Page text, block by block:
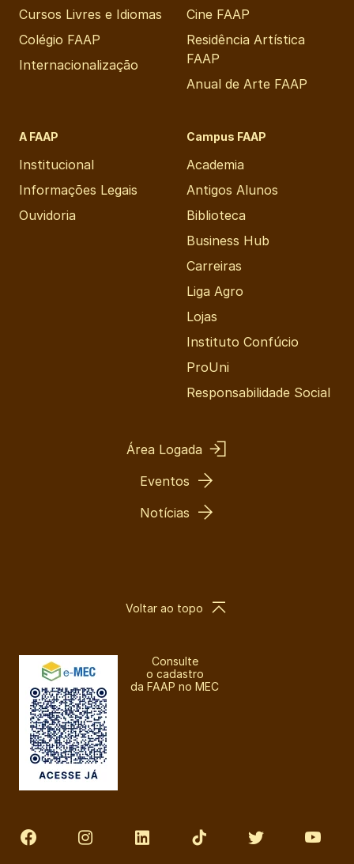
Cursos Livres e Idiomas
Colégio FAAP
Internacionalização
Cine FAAP
Residência Artística
FAAP
Anual de Arte FAAP
A FAAP
Institucional
Informações Legais
Ouvidoria
Campus FAAP
Academia
Antigos Alunos
Biblioteca
Business Hub
Carreiras
Liga Agro
Lojas
Instituto Confúcio
ProUni
Responsabilidade Social
Área Logada
Eventos
Notícias
Consulte
o cadastro
da FAAP no MEC
Voltar ao topo